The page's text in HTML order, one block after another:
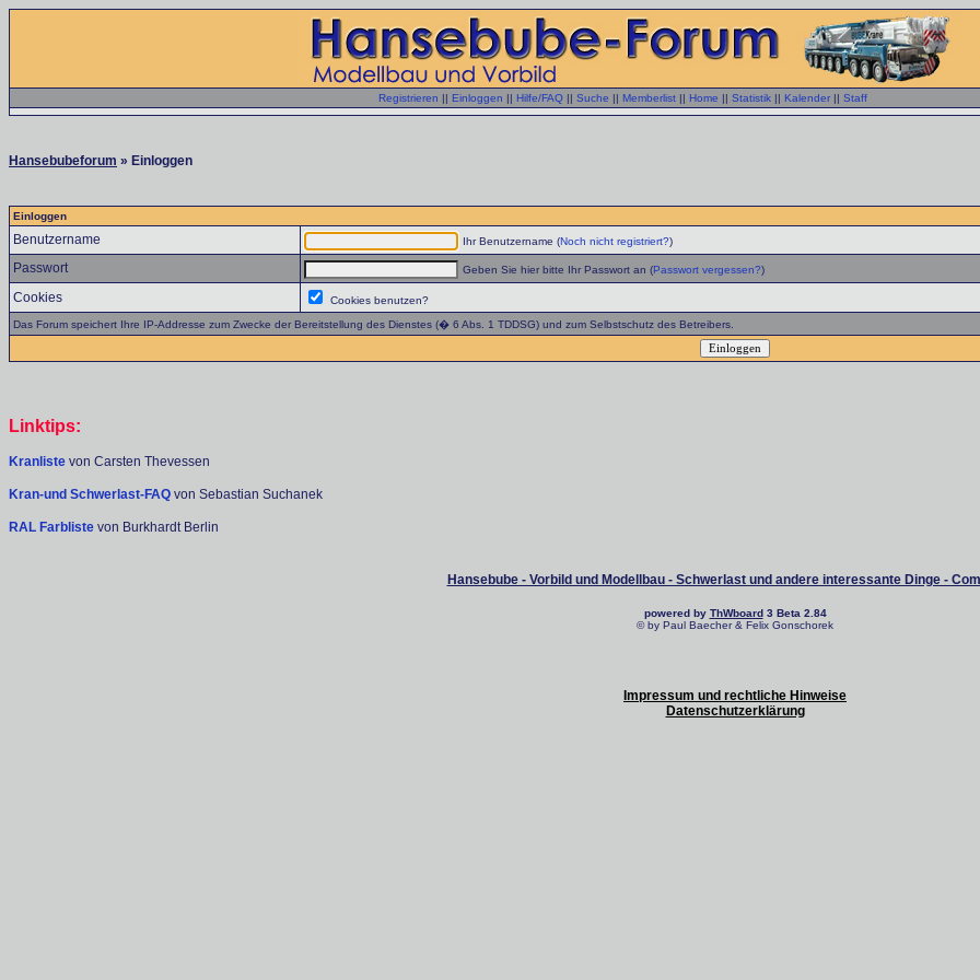
Registrieren || Einloggen || Hilfe/FAQ || Suche || Memberlist || Home || Statistik || Kalender || Staff
Hansebubeforum » Einloggen
Einloggen
Benutzername Ihr Benutzername (Noch nicht registriert?)
Passwort Geben Sie hier bitte Ihr Passwort an (Passwort vergessen?)
Cookies
Cookies benutzen?
Das Forum speichert Ihre IP-Addresse zum Zwecke der Bereitstellung des Dienstes (� 6 Abs. 1 TDDSG) und zum Selbstschutz des Betreibers.
Linktips:
Kranliste von Carsten Thevessen
Kran-und Schwerlast-FAQ von Sebastian Suchanek
RAL Farbliste von Burkhardt Berlin
Hansebube - Vorbild und Modellbau - Schwerlast und andere interessante Dinge -
powered by ThWboard3 Beta 2.84
© by Paul Baecher & Felix Gonschorek
Impressum und rechtliche Hinweise
Datenschutzerklärung